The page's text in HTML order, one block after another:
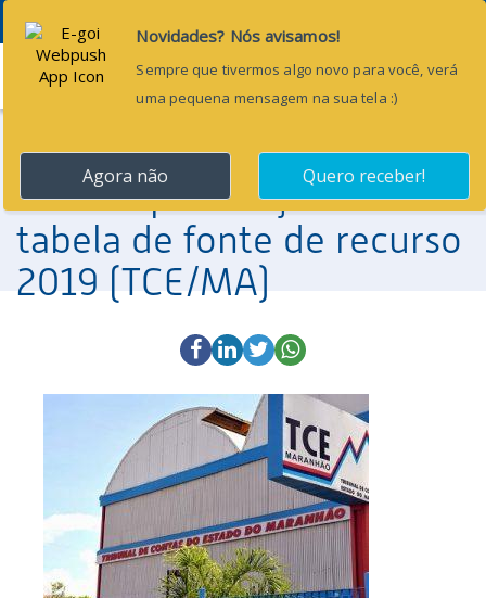
Menu
27 de setembro de 2018
Alguns esclarecimentos
sobre a publicação da
tabela de fonte de recurso
2019 (TCE/MA)